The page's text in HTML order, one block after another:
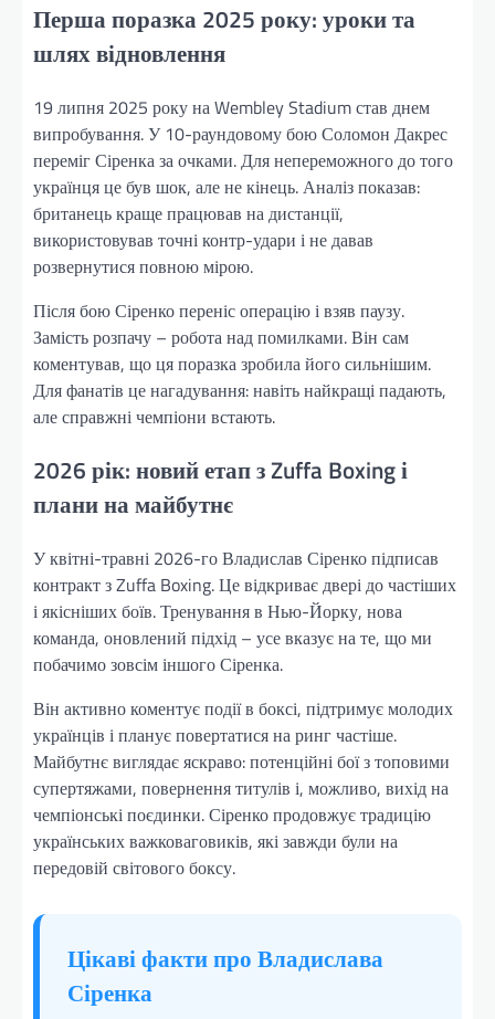
Перша поразка 2025 року: уроки та
шлях відновлення
19 липня 2025 року на Wembley Stadium став днем
випробування. У 10-раундовому бою Соломон Дакрес
переміг Сіренка за очками. Для непереможного до того
українця це був шок, але не кінець. Аналіз показав:
британець краще працював на дистанції,
використовував точні контр-удари і не давав
розвернутися повною мірою.
Після бою Сіренко переніс операцію і взяв паузу.
Замість розпачу – робота над помилками. Він сам
коментував, що ця поразка зробила його сильнішим.
Для фанатів це нагадування: навіть найкращі падають,
але справжні чемпіони встають.
2026 рік: новий етап з Zuffa Boxing і
плани на майбутнє
У квітні-травні 2026-го Владислав Сіренко підписав
контракт з Zuffa Boxing. Це відкриває двері до частіших
і якісніших боїв. Тренування в Нью-Йорку, нова
команда, оновлений підхід – усе вказує на те, що ми
побачимо зовсім іншого Сіренка.
Він активно коментує події в боксі, підтримує молодих
українців і планує повертатися на ринг частіше.
Майбутнє виглядає яскраво: потенційні бої з топовими
супертяжами, повернення титулів і, можливо, вихід на
чемпіонські поєдинки. Сіренко продовжує традицію
українських важковаговиків, які завжди були на
передовій світового боксу.
Цікаві факти про Владислава
Сіренка